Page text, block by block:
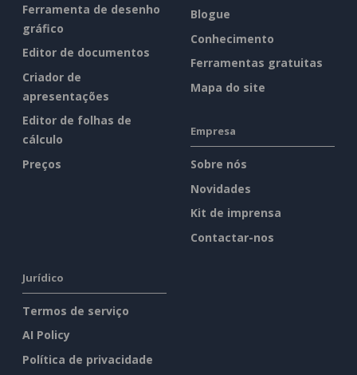
Ferramenta de desenho
gráfico
Editor de documentos
Criador de
apresentações
Editor de folhas de
cálculo
Preços
Blogue
Conhecimento
Ferramentas gratuitas
Mapa do site
Empresa
Sobre nós
Novidades
Kit de imprensa
Contactar-nos
Jurídico
Termos de serviço
AI Policy
Política de privacidade